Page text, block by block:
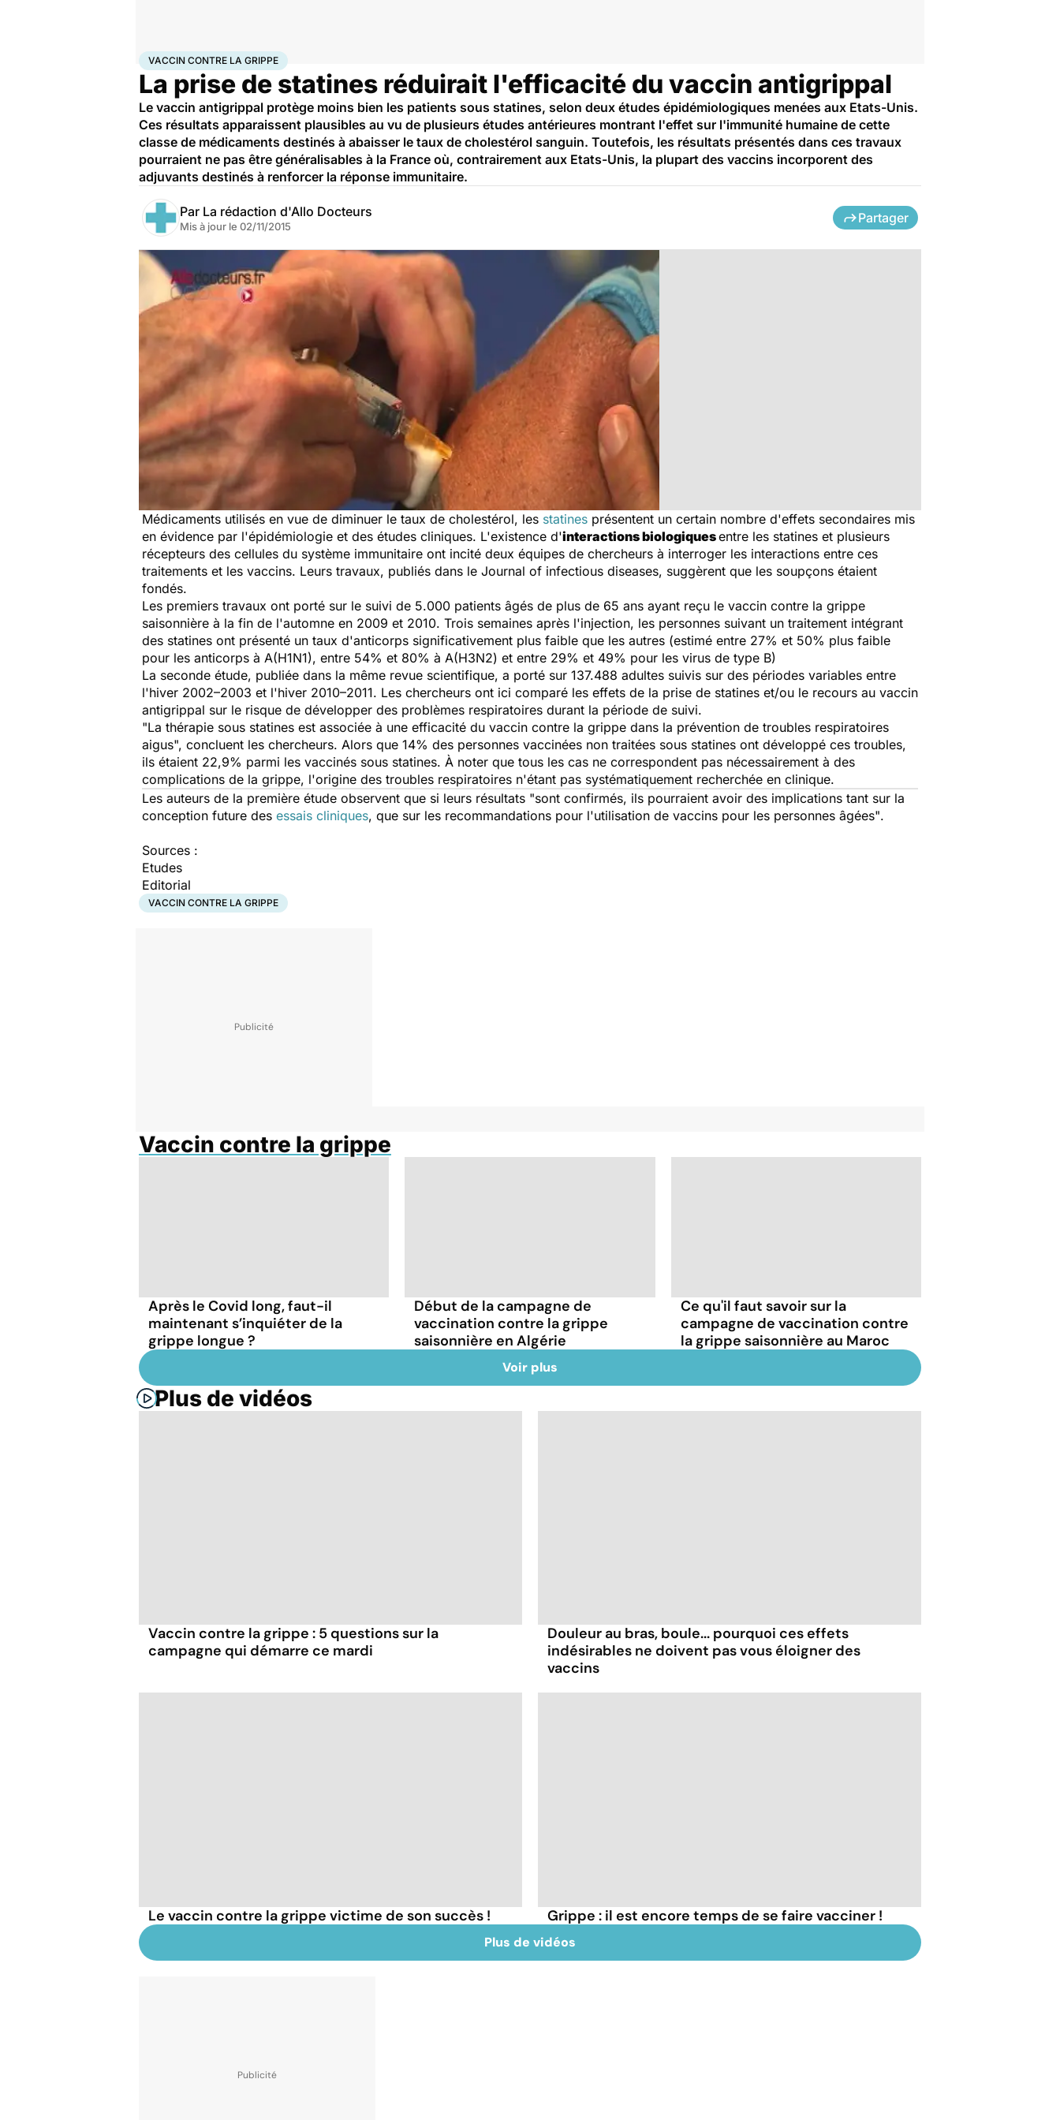
AccueilSantéMédicamentsVaccin contre la grippe
VACCIN CONTRE LA GRIPPE
La prise de statines réduirait l'efficacité du vaccin antigrippal
Le vaccin antigrippal protège moins bien les patients sous statines, selon deux études épidémiologiques menées aux Etats-Unis.
Ces résultats apparaissent plausibles au vu de plusieurs études antérieures montrant l'effet sur l'immunité humaine de cette
classe de médicaments destinés à abaisser le taux de cholestérol sanguin. Toutefois, les résultats présentés dans ces travaux
pourraient ne pas être généralisables à la France où, contrairement aux Etats-Unis, la plupart des vaccins incorporent des
adjuvants destinés à renforcer la réponse immunitaire.
Par La rédaction d'Allo Docteurs
Mis à jour le 02/11/2015
Partager
Médicaments utilisés en vue de diminuer le taux de cholestérol, les statines présentent un certain nombre d'effets secondaires mis
en évidence par l'épidémiologie et des études cliniques. L'existence d'interactions biologiquesentre les statines et plusieurs
récepteurs des cellules du système immunitaire ont incité deux équipes de chercheurs à interroger les interactions entre ces
traitements et les vaccins. Leurs travaux, publiés dans le Journal of infectious diseases, suggèrent que les soupçons étaient
fondés.
Les premiers travaux ont porté sur le suivi de 5.000 patients âgés de plus de 65 ans ayant reçu le vaccin contre la grippe
saisonnière à la fin de l'automne en 2009 et 2010. Trois semaines après l'injection, les personnes suivant un traitement intégrant
des statines ont présenté un taux d'anticorps significativement plus faible que les autres (estimé entre 27% et 50% plus faible
pour les anticorps à A(H1N1), entre 54% et 80% à A(H3N2) et entre 29% et 49% pour les virus de type B)
La seconde étude, publiée dans la même revue scientifique, a porté sur 137.488 adultes suivis sur des périodes variables entre
l'hiver 2002–2003 et l'hiver 2010–2011. Les chercheurs ont ici comparé les effets de la prise de statines et/ou le recours au vaccin
antigrippal sur le risque de développer des problèmes respiratoires durant la période de suivi.
"La thérapie sous statines est associée à une efficacité du vaccin contre la grippe dans la prévention de troubles respiratoires
aigus", concluent les chercheurs. Alors que 14% des personnes vaccinées non traitées sous statines ont développé ces troubles,
ils étaient 22,9% parmi les vaccinés sous statines. À noter que tous les cas ne correspondent pas nécessairement à des
complications de la grippe, l'origine des troubles respiratoires n'étant pas systématiquement recherchée en clinique.
Les auteurs de la première étude observent que si leurs résultats "sont confirmés, ils pourraient avoir des implications tant sur la
conception future des essais cliniques, que sur les recommandations pour l'utilisation de vaccins pour les personnes âgées".
Sources :
Etudes
Editorial
VACCIN CONTRE LA GRIPPE
Vaccin contre la grippe
Après le Covid long, faut-il
maintenant s’inquiéter de la
grippe longue ?
Début de la campagne de
vaccination contre la grippe
saisonnière en Algérie
Ce qu'il faut savoir sur la
campagne de vaccination contre
la grippe saisonnière au Maroc
Voir plus
Plus de vidéos
Vaccin contre la grippe : 5 questions sur la
campagne qui démarre ce mardi
Douleur au bras, boule... pourquoi ces effets
indésirables ne doivent pas vous éloigner des
vaccins
Le vaccin contre la grippe victime de son succès ! Grippe : il est encore temps de se faire vacciner !
Plus de vidéos